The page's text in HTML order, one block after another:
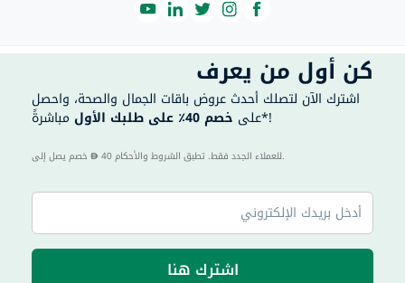
كن أول من يعرف
اشترك الآن لتصلك أحدث عروض باقات الجمال والصحة، واحصل
على خصم 40٪ على طلبك الأول مباشرةً*!
40 للعملاء الجدد فقط. تطبق الشروط والأحكام.
اشترك هنا